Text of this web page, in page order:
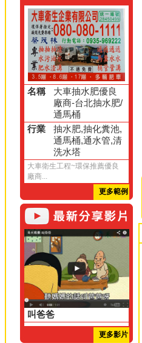
名稱
大車抽水肥優良
廠商-台北抽水肥/
通馬桶
行業
抽水肥,抽化糞池,
通馬桶,通水管,清
洗水塔
大車衛生工程~環保推薦優良
廠商...
更多範例
叫爸爸
更多影片